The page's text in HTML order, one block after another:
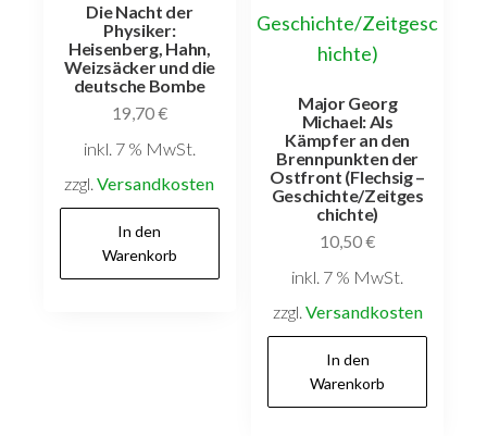
Die Nacht der
Physiker:
Heisenberg, Hahn,
Weizsäcker und die
deutsche Bombe
19,70€
inkl. 7 % MwSt.
zzgl.Versandkosten
In den
Warenkorb
Major Georg
Michael: Als
Kämpfer an den
Brennpunkten der
Ostfront (Flechsig –
Geschichte/Zeitges
chichte)
10,50€
inkl. 7 % MwSt.
zzgl. Versandkosten
In den
Warenkorb